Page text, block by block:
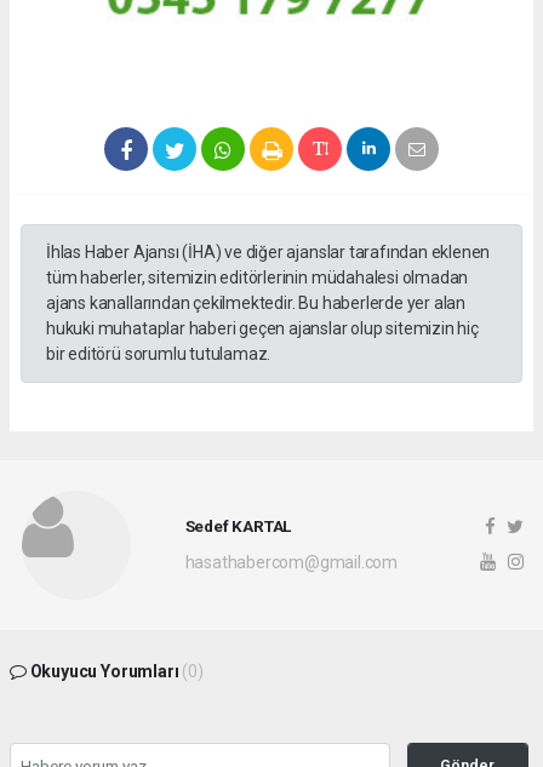
İhlas Haber Ajansı (İHA) ve diğer ajanslar tarafından eklenen
tüm haberler, sitemizin editörlerinin müdahalesi olmadan
ajans kanallarından çekilmektedir. Bu haberlerde yer alan
hukuki muhataplar haberi geçen ajanslar olup sitemizin hiç
bir editörü sorumlu tutulamaz.
Sedef KARTAL
hasathabercom@gmail.com
Okuyucu Yorumları (0)